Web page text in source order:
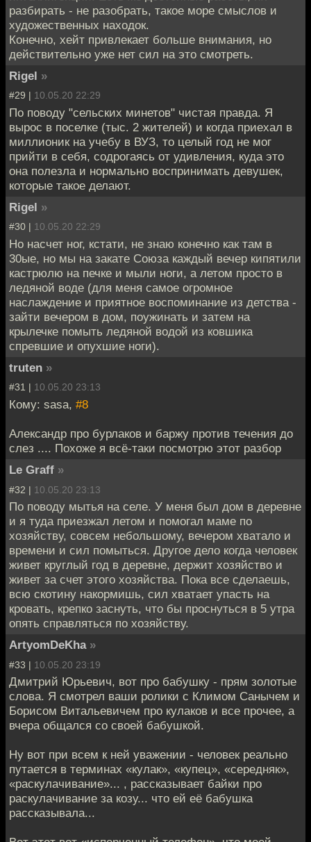
разбирать - не разобрать, такое море смыслов и
художественных находок.
Конечно, хейт привлекает больше внимания, но
действительно уже нет сил на это смотреть.
Rigel »
#29 | 10.05.20 22:29
По поводу "сельских минетов" чистая правда. Я
вырос в поселке (тыс. 2 жителей) и когда приехал в
миллионик на учебу в ВУЗ, то целый год не мог
прийти в себя, содрогаясь от удивления, куда это
она полезла и нормально воспринимать девушек,
которые такое делают.
Rigel »
#30 | 10.05.20 22:29
Но насчет ног, кстати, не знаю конечно как там в
30ые, но мы на закате Союза каждый вечер кипятили
кастрюлю на печке и мыли ноги, а летом просто в
ледяной воде (для меня самое огромное
наслаждение и приятное воспоминание из детства -
зайти вечером в дом, поужинать и затем на
крылечке помыть ледяной водой из ковшика
спревшие и опухшие ноги).
truten »
#31 | 10.05.20 23:13
Кому: sasa, #8
Александр про бурлаков и баржу против течения до
слез .... Похоже я всё-таки посмотрю этот разбор
Le Graff »
#32 | 10.05.20 23:13
По поводу мытья на селе. У меня был дом в деревне
и я туда приезжал летом и помогал маме по
хозяйству, совсем небольшому, вечером хватало и
времени и сил помыться. Другое дело когда человек
живет круглый год в деревне, держит хозяйство и
живет за счет этого хозяйства. Пока все сделаешь,
всю скотину накормишь, сил хватает упасть на
кровать, крепко заснуть, что бы проснуться в 5 утра
опять справляться по хозяйству.
ArtyomDeKha »
#33 | 10.05.20 23:19
Дмитрий Юрьевич, вот про бабушку - прям золотые
слова. Я смотрел ваши ролики с Климом Санычем и
Борисом Витальевичем про кулаков и все прочее, а
вчера общался со своей бабушкой.
Ну вот при всем к ней уважении - человек реально
путается в терминах «кулак», «купец», «середняк»,
«раскулачивание»... , рассказывает байки про
раскулачивание за козу... что ей её бабушка
рассказывала...